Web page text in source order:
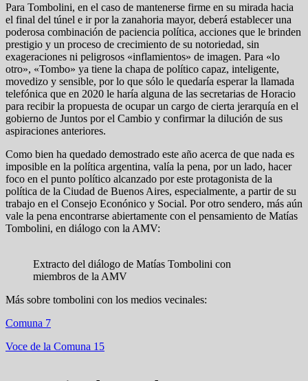
Para Tombolini, en el caso de mantenerse firme en su mirada hacia
el final del túnel e ir por la zanahoria mayor, deberá establecer una
poderosa combinación de paciencia política, acciones que le brinden
prestigio y un proceso de crecimiento de su notoriedad, sin
exageraciones ni peligrosos «inflamientos» de imagen. Para «lo
otro», «Tombo» ya tiene la chapa de político capaz, inteligente,
movedizo y sensible, por lo que sólo le quedaría esperar la llamada
telefónica que en 2020 le haría alguna de las secretarias de Horacio
para recibir la propuesta de ocupar un cargo de cierta jerarquía en el
gobierno de Juntos por el Cambio y confirmar la dilución de sus
aspiraciones anteriores.
Como bien ha quedado demostrado este año acerca de que nada es
imposible en la política argentina, valía la pena, por un lado, hacer
foco en el punto político alcanzado por este protagonista de la
política de la Ciudad de Buenos Aires, especialmente, a partir de su
trabajo en el Consejo Econónico y Social. Por otro sendero, más aún
vale la pena encontrarse abiertamente con el pensamiento de Matías
Tombolini, en diálogo con la AMV:
Extracto del diálogo de Matías Tombolini con
miembros de la AMV
Más sobre tombolini con los medios vecinales:
Comuna 7
Voce de la Comuna 15